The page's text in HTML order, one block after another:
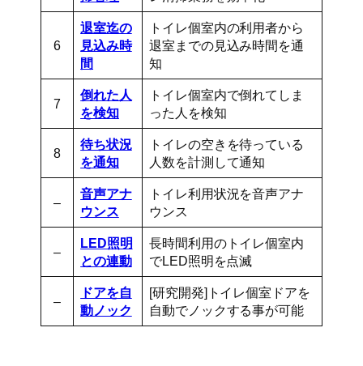
6
退室迄の
見込み時
間
トイレ個室内の利用者から
退室までの見込み時間を通
知
7
倒れた人
を検知
トイレ個室内で倒れてしま
った人を検知
8
待ち状況
を通知
トイレの空きを待っている
人数を計測して通知
–
音声アナ
ウンス
トイレ利用状況を音声アナ
ウンス
–
LED照明
との連動
長時間利用のトイレ個室内
でLED照明を点滅
–
ドアを自
動ノック
[研究開発]トイレ個室ドアを
自動でノックする事が可能